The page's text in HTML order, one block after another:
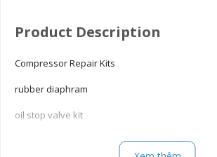
Product Description
Compressor Repair Kits
rubber diaphram
oil stop valve kit
pressure regulating valve kit sullair compressor